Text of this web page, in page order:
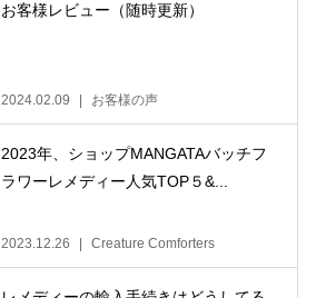
お客様レビュー（随時更新）
2024.02.09 お客様の声
2023年、ショップMANGATAバッチフ
ラワーレメディー人気TOP５&...
2023.12.26 Creature Comforters